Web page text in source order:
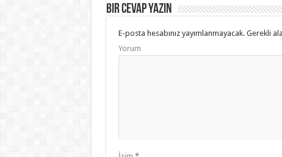
Bir cevap yazın
E-posta hesabınız yayımlanmayacak.Gerekli
Yorum